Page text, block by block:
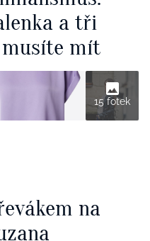
a tři
mít
15 fotek
na